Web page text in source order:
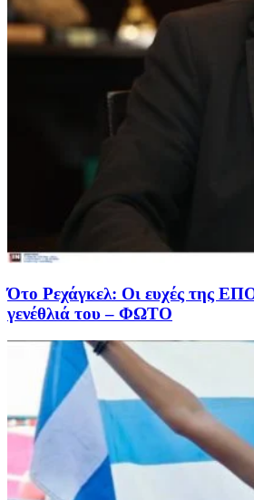
Ότο Ρεχάγκελ: Οι ευχές της
γενέθλιά του – ΦΩΤΟ